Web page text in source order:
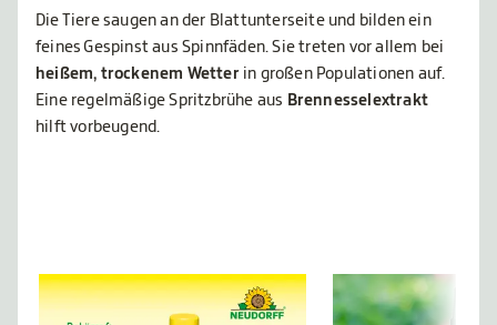
Die Tiere saugen an der Blattunterseite und bilden ein
feines Gespinst aus Spinnfäden. Sie treten vor allem bei
heißem, trockenem Wetterin großen Populationen auf.
Eine regelmäßige Spritzbrühe aus Brennesselextrakt
hilft vorbeugend.